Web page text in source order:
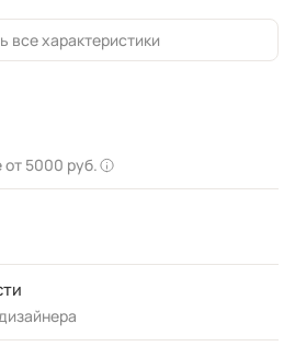
все характеристики
от 5000 руб.